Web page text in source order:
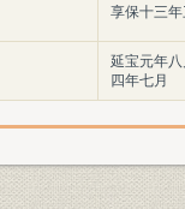
享保十三
延宝元年
四年七月
元禄八年
宝永年間